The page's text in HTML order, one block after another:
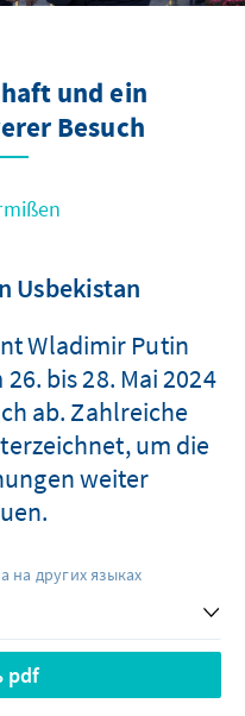
und ein
Besuch
Usbekistan
Wladimir Putin
bis 28. Mai 2024
ab. Zahlreiche
um die
weiter
на других языках
pdf